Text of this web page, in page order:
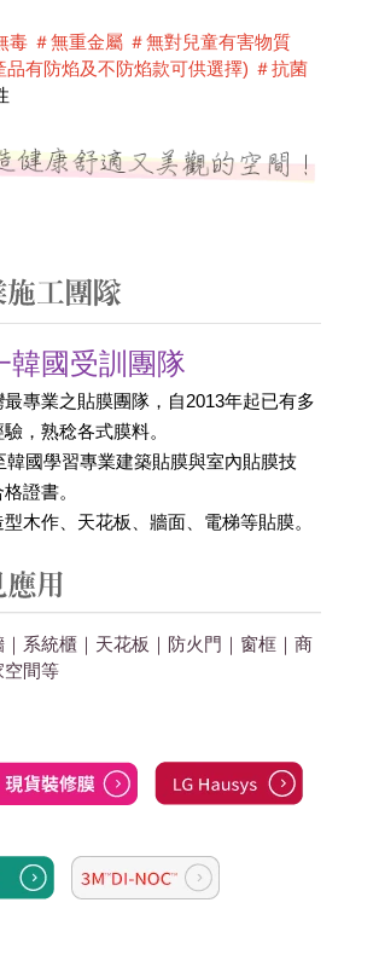
毒 ＃無重金屬 ＃無對兒童有害物質
韓國受訓團隊
專業之貼膜團隊，自2013年起已有多
，熟稔各式膜料。
韓國學習專業建築貼膜與室內貼膜技
證書。
木作、天花板、牆面、電梯等貼膜。
｜系統櫃｜天花板｜防火門｜窗框｜商
空間等